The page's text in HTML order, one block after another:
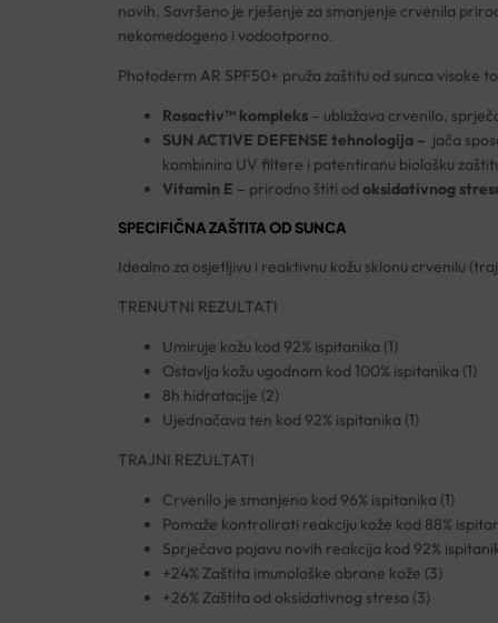
novih. Savršeno je rješenje za smanjenje crvenila
nekomedogeno i vodootporno.
Photoderm AR SPF50+ pruža zaštitu od sunca visoke
Rosactiv™ kompleks– ublažava crvenilo,
SUN ACTIVE DEFENSE tehnologija – jača
kombinira UV filtere i patentiranu biološku
Vitamin E – prirodno štiti od oksidativnog
SPECIFIČNA ZAŠTITA OD SUNCA
Idealno za osjetljivu i reaktivnu kožu sklonu crvenilu
TRENUTNI REZULTATI
Umiruje kožu kod 92% ispitanika (1)
Ostavlja kožu ugodnom kod 100% ispitanika (1)
8h hidratacije (2)
Ujednačava ten kod 92% ispitanika (1)
TRAJNI REZULTATI
Crvenilo je smanjeno kod 96% ispitanika (1)
Pomaže kontrolirati reakciju kože kod 88%
Sprječava pojavu novih reakcija kod 92%
+24% Zaštita imunološke obrane kože (3)
+26% Zaštita od oksidativnog stresa (3)